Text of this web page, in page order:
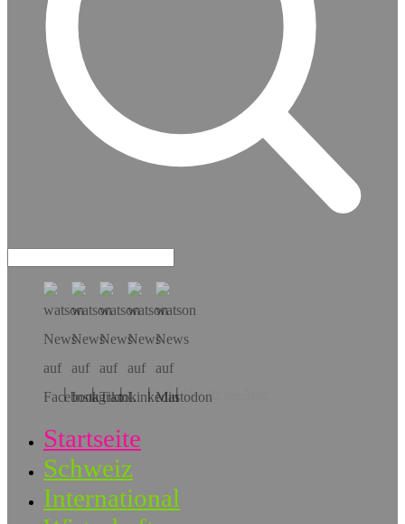
Hol dir die App!
Startseite
Schweiz
International